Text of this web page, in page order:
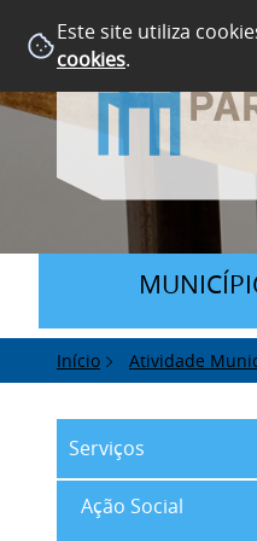
Este site utiliza
cookies.
Início Atividade
Serviços
Ação Social